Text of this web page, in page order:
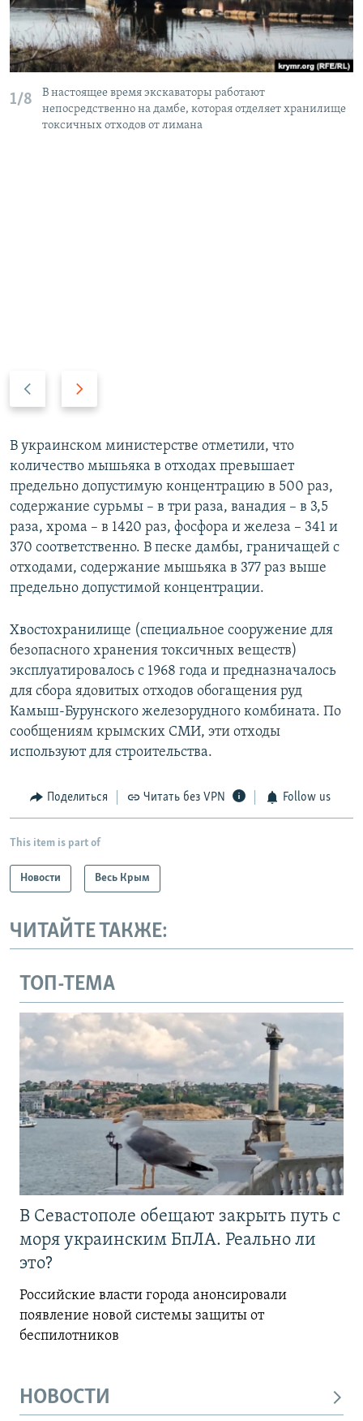
1/8
В настоящее время экскаваторы работают
непосредственно на дамбе, которая отделяет хранилище
токсичных отходов от лимана
д
ы
д
у
щ
и
й
с
а
й
д
д
у
ю
щ
и
й
с
л
й
д
В украинском министерстве отметили, что
количество мышьяка в отходах превышает
предельно допустимую концентрацию в 500 раз,
содержание сурьмы – в три раза, ванадия – в 3,5
раза, хрома – в 1420 раз, фосфора и железа – 341 и
370 соответственно. В песке дамбы, граничащей с
отходами, содержание мышьяка в 377 раз выше
предельно допустимой концентрации.
Хвостохранилище (специальное сооружение для
безопасного хранения токсичных веществ)
эксплуатировалось с 1968 года и предназначалось
для сбора ядовитых отходов обогащения руд
Камыш-Бурунского железорудного комбината. По
сообщениям крымских СМИ, эти отходы
используют для строительства.
Поделиться Читать без VPN Follow us
This item is part of
Новости Весь Крым
ЧИТАЙТЕ ТАКЖЕ:
ТОП-ТЕМА
В Севастополе обещают закрыть путь с
моря украинским БпЛА. Реально ли
это?
Российские власти города анонсировали
появление новой системы защиты от
беспилотников
НОВОСТИ